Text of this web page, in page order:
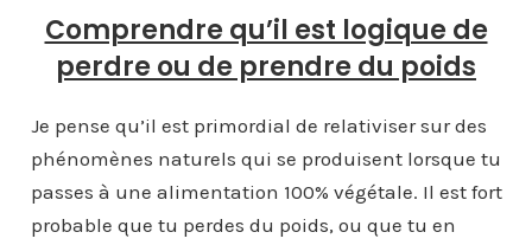
Comprendre qu’il est logique de
perdre ou de prendre du poids
Je pense qu’il est primordial de relativiser sur des
phénomènes naturels qui se produisent lorsque tu
passes à une alimentation 100% végétale. Il est fort
probable que tu perdes du poids, ou que tu en